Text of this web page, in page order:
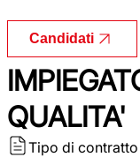
Candidati
QUALITA'
Tipo di contratto